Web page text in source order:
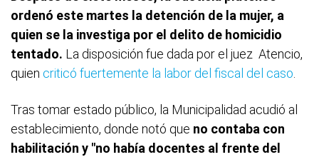
ordenó este martes la detención de la mujer, a
quien se la investiga por el delito de homicidio
tentado. La disposición fue dada por el juez Atencio,
quien criticó fuertemente la labor del fiscal del caso
Tras tomar estado público, la Municipalidad acudió al
establecimiento, donde notó que no contaba con
habilitación y "no había docentes al frente del